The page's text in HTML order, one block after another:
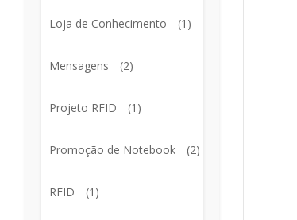
Loja de Conhecimento (1)
Mensagens (2)
Projeto RFID (1)
Promoção de Notebook (2)
RFID (1)